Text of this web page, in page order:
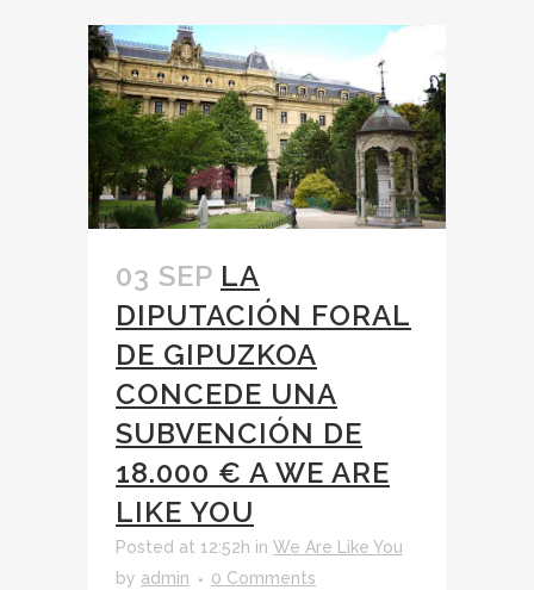
03 SEP LA
DIPUTACIÓN FORAL
DE GIPUZKOA
CONCEDE UNA
SUBVENCIÓN DE
18.000 € A WE ARE
LIKE YOU
Posted at 12:52h in We Are Like You
by admin 0 Comments